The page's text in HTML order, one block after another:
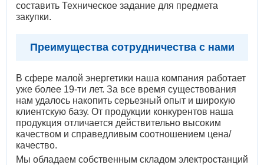
составить Техническое задание для предмета
закупки.
Преимущества сотрудничества с нами
В сфере малой энергетики наша компания работает
уже более 19-ти лет. За все время существования
нам удалось накопить серьезный опыт и широкую
клиентскую базу. От продукции конкурентов наша
продукция отличается действительно высоким
качеством и справедливым соотношением цена/
качество.
Мы обладаем собственным складом электростанций